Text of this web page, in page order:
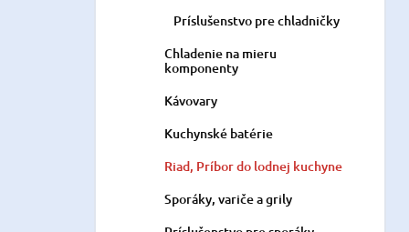
Príslušenstvo pre chladničky
Chladenie na mieru
komponenty
Kávovary
Kuchynské batérie
Riad, Príbor do lodnej kuchyne
Sporáky, variče a grily